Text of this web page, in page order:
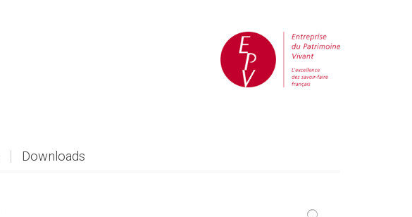
Downloads